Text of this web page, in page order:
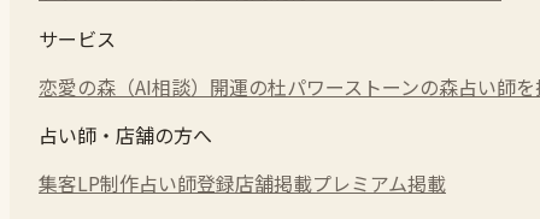
サービス
恋愛の森（AI相談） 開運の杜パワーストーンの森占い師
占い師・店舗の方へ
集客LP制作占い師登録店舗掲載プレミアム掲載